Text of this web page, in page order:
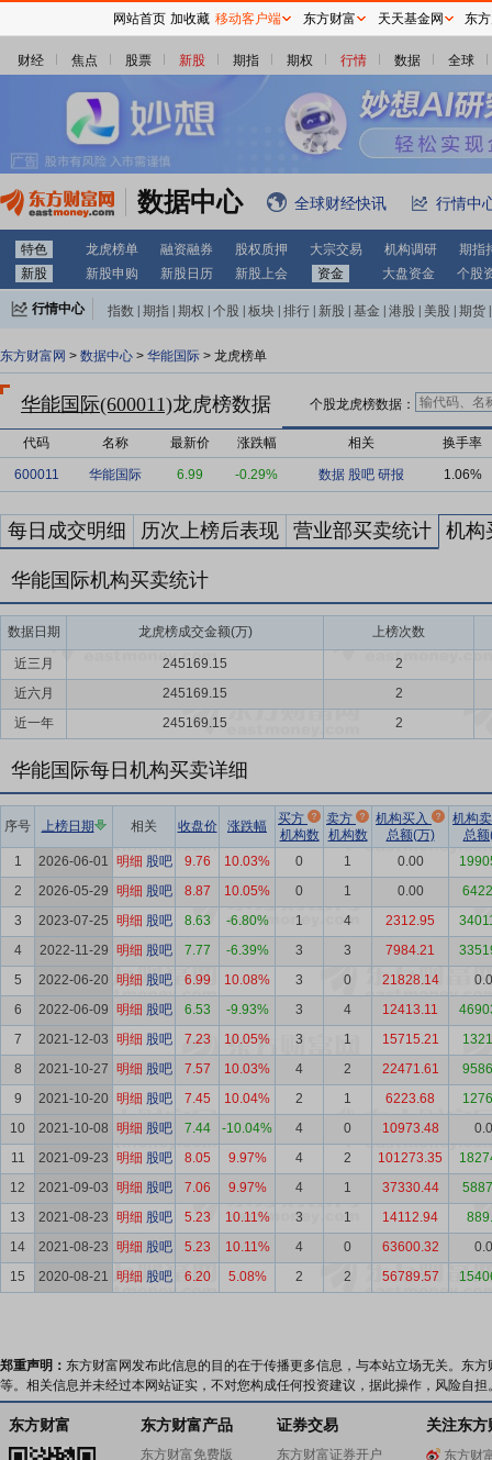
财经 焦点 股票 新股 期指 期权 行情 数据 全球
数据中心 全球财经快讯 行情中
特色 龙虎榜单 融资融券 股权质押 大宗交易 机构调研
期指
新股
新股申购 新股日历 新股上会 资金 大盘资金 个股
行情中心 指数 期指 期权 个股 板块 排行 新股 基金 港股 美股 期货
东方财富网 > 数据中心 > 华能国际 > 龙虎榜单
华能国际(600011)龙虎榜数据 个股龙虎榜数据：
代码 名称 最新价 涨跌幅 相关 换手率
600011 华能国际 6.99 -0.29% 数据 股吧 研报 1.06%
每日成交明细 历次上榜后表现 营业部买卖统计 机构
华能国际机构买卖统计
数据日期 龙虎榜成交金额(万) 上榜次数
近三月 245169.15
2
近六月
245169.15
2
近一年
245169.15 2
华能国际每日机构买卖详细
序号 上榜日期 相关 收盘价 涨跌幅
买方
机构数
卖方
机构数
机构买入
总额(万)
机构
总
1
2026-06-01 明细 股吧 9.76 10.03% 0 1 0.00
2
2026-05-29 明细 股吧 8.87 10.05% 0 1 0.00
3
2023-07-25 明细 股吧 8.63 -6.80% 1 4 2312.95
4
2022-11-29 明细 股吧 7.77 -6.39% 3 3 7984.21
5
2022-06-20 明细 股吧 6.99 10.08% 3 0 21828.14
6
2022-06-09 明细 股吧 6.53 -9.93% 3 4 12413.11
7
2021-12-03 明细 股吧 7.23 10.05% 3 1 15715.21
8
2021-10-27 明细 股吧 7.57 10.03% 4 2 22471.61
9
2021-10-20 明细 股吧 7.45 10.04% 2 1 6223.68
10
2021-10-08 明细 股吧 7.44 -10.04% 4 0 10973.48
11
2021-09-23 明细 股吧 8.05 9.97% 4 2 101273.35
12
2021-09-03 明细 股吧 7.06 9.97% 4 1 37330.44
13
2021-08-23 明细 股吧 5.23 10.11% 3 1 14112.94
14
2021-08-23 明细 股吧 5.23 10.11% 4 0 63600.32
15
2020-08-21 明细 股吧 6.20 5.08% 2 2 56789.57
郑重声明： 东方财富网发布此信息的目的在于传播更多信息，与本站立场无关。东
等。相关信息并未经过本网站证实，不对您构成任何投资建议，据此操作，风险自担
网站首页 加收藏 移动客户端 东方财富 天天基金网 东